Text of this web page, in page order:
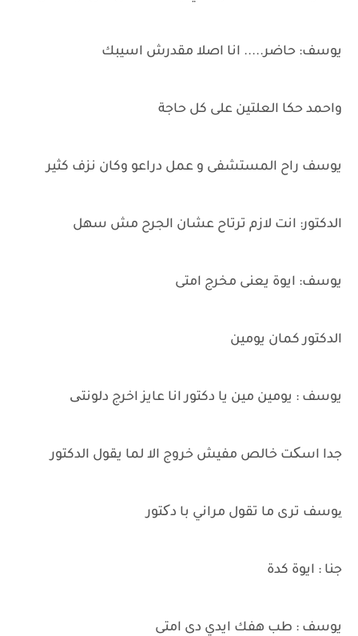
يوسف: حاضر..... انا اصلا مقدرش اسيبك
واحمد حكا العلتين على كل حاجة
يوسف راح المستشفى و عمل دراعو وكان نزف كثير
الدكتور: انت لازم ترتاح عشان الجرح مش سهل
يوسف: ايوة يعنى مخرج امتى
الدكتور كمان يومين
يوسف : يومين مين يا دكتور انا عايز اخرج دلونتی
جدا اسکت خالص مفيش خروج الا لما يقول الدكتور
یوسف ترى ما تقول مراني با دکتور
جنا : ايوة كدة
يوسف : طب هفك ايدي دى امتى